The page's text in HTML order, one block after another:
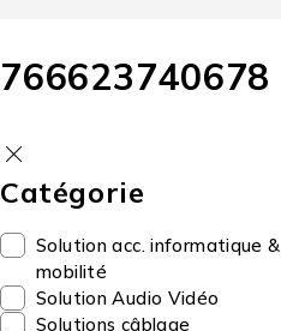
766623740678
Catégorie
Solution acc. informatique &
mobilité
Solution Audio Vidéo
Solutions câblage